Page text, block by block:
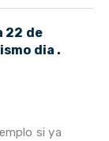
22 de
dia .
si ya